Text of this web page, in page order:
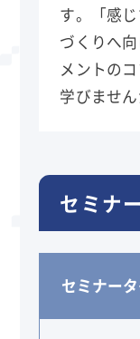
す。「感
づくりへ
メントの
学びません
セミナ
セミナー